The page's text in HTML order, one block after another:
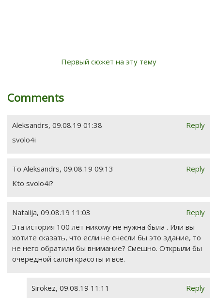
Первый сюжет на эту тему
Comments
Reply
Aleksandrs, 09.08.19 01:38
svolo4i
Reply
To Aleksandrs, 09.08.19 09:13
Kto svolo4i?
Reply
Natalija, 09.08.19 11:03
Эта история 100 лет никому не нужна была . Или вы
хотите сказать, что если не снесли бы это здание, то
не него обратили бы внимание? Смешно. Открыли бы
очередной салон красоты и всё.
Reply
Sirokez, 09.08.19 11:11